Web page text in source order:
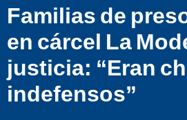
Familias de
en cárcel La
justicia: “Eran
indefensos”